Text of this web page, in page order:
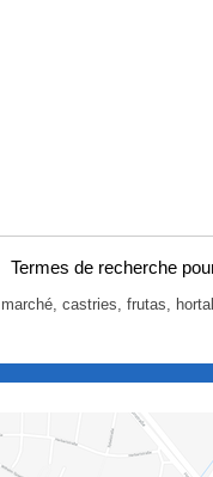
Termes de recherche
marché, castries, frutas,